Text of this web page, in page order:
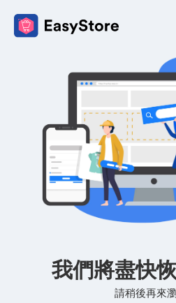
我們將盡快
請稍後再來瀏